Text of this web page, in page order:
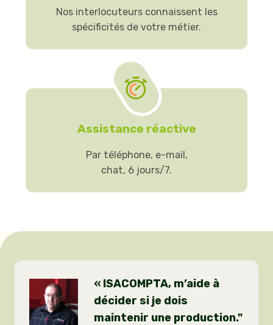
Nos interlocuteurs connaissent les
spécificités de votre métier.
Assistance réactive
Par téléphone, e-mail,
chat, 6 jours/7.
« ISACOMPTA, m’aide à
décider si je dois
maintenir une production."